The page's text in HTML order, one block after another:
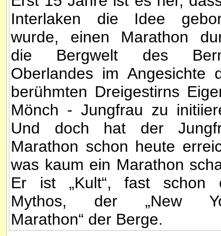
Interlaken die Idee
wurde, einen Marathon
die Bergwelt des
Oberlandes im Angesichte
berühmten Dreigestirns
Mönch - Jungfrau zu
Und doch hat der
Marathon schon heute
was kaum ein Marathon
Er ist „Kult“, fast schon
Mythos, der „New
Marathon“ der Berge.